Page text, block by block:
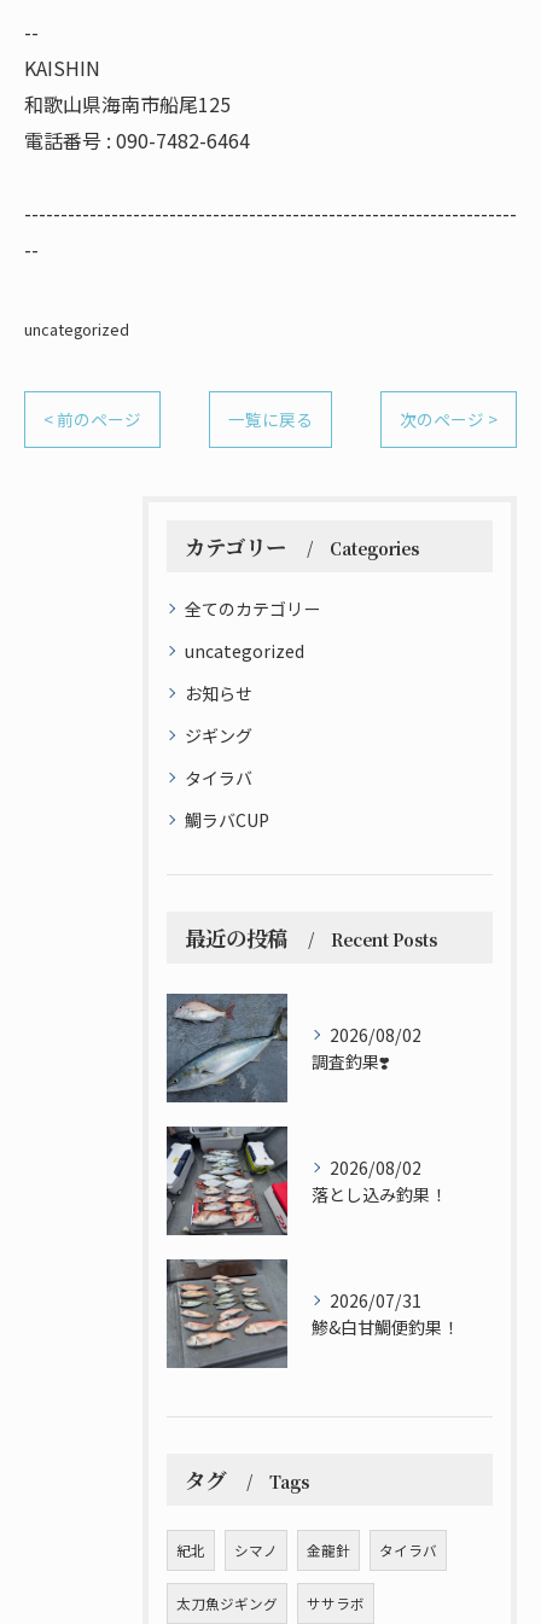
--
KAISHIN
和歌山県海南市船尾125
電話番号 : 090-7482-6464
--------------------------------------------------------------------
--
uncategorized
< 前のページ 一覧に戻る 次のページ >
カテゴリー Categories
全てのカテゴリー
uncategorized
お知らせ
ジギング
タイラバ
鯛ラバCUP
最近の投稿 Recent Posts
2026/08/02
調査釣果❣️
2026/08/02
落とし込み釣果！
2026/07/31
鯵&白甘鯛便釣果！
タグ Tags
紀北 シマノ 金龍針 タイラバ
太刀魚ジギング ササラボ